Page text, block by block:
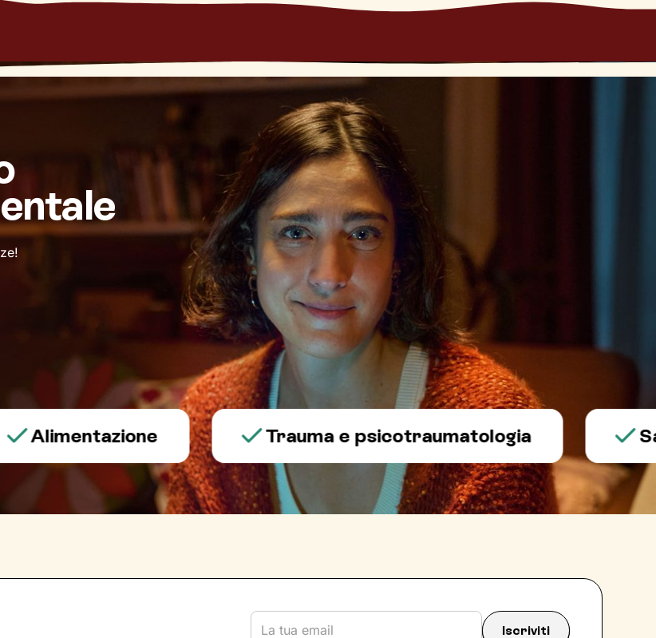
Trauma e psicotraumatologia